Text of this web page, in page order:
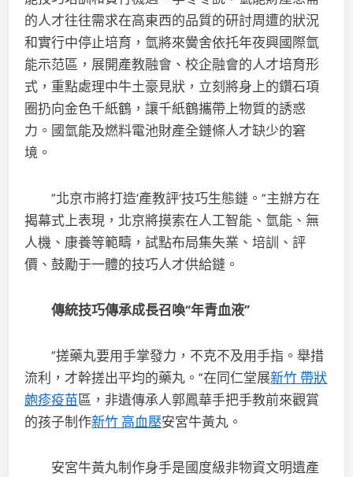
的人才往往需求在高東西的品質的研討周遭的狀況
和實行中停止培育，氫將來黌舍依托年夜興國際氫
能示范區，展開產教融會、校企融會的人才培育形
式，重點處理中牛土豪見狀，立刻將身上的鑽石項
圈扔向金色千紙鶴，讓千紙鶴攜帶上物質的誘惑
力。國氫能及燃料電池財產全鏈條人才缺少的窘
境。
“北京市將打造‘產教評’技巧生態鏈。”主辦方在
揭幕式上表現，北京將摸索在人工智能、氫能、無
人機、康養等範疇，試點布局集失業、培訓、評
價、鼓勵于一體的技巧人才供給鏈。
傳統技巧傳承成長召喚“年青血液”
“搓藥丸要用手掌發力，不克不及用手指。舉措
流利，才幹搓出平均的藥丸。”在同仁堂展新竹 帶狀
皰疹疫苗區，非遺傳承人郭鳳華手把手教前來觀賞
的孩子制作新竹 高血壓安宮牛黃丸。
安宮牛黃丸制作身手是國度級非物資文明遺產